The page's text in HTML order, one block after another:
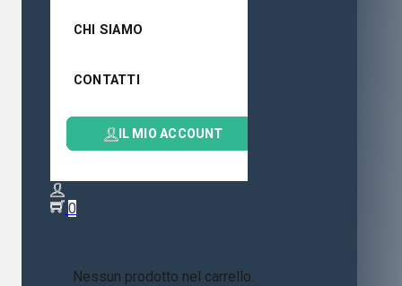
CHI SIAMO
CONTATTI
IL MIO ACCOUNT
0
Nessun prodotto nel carrello.